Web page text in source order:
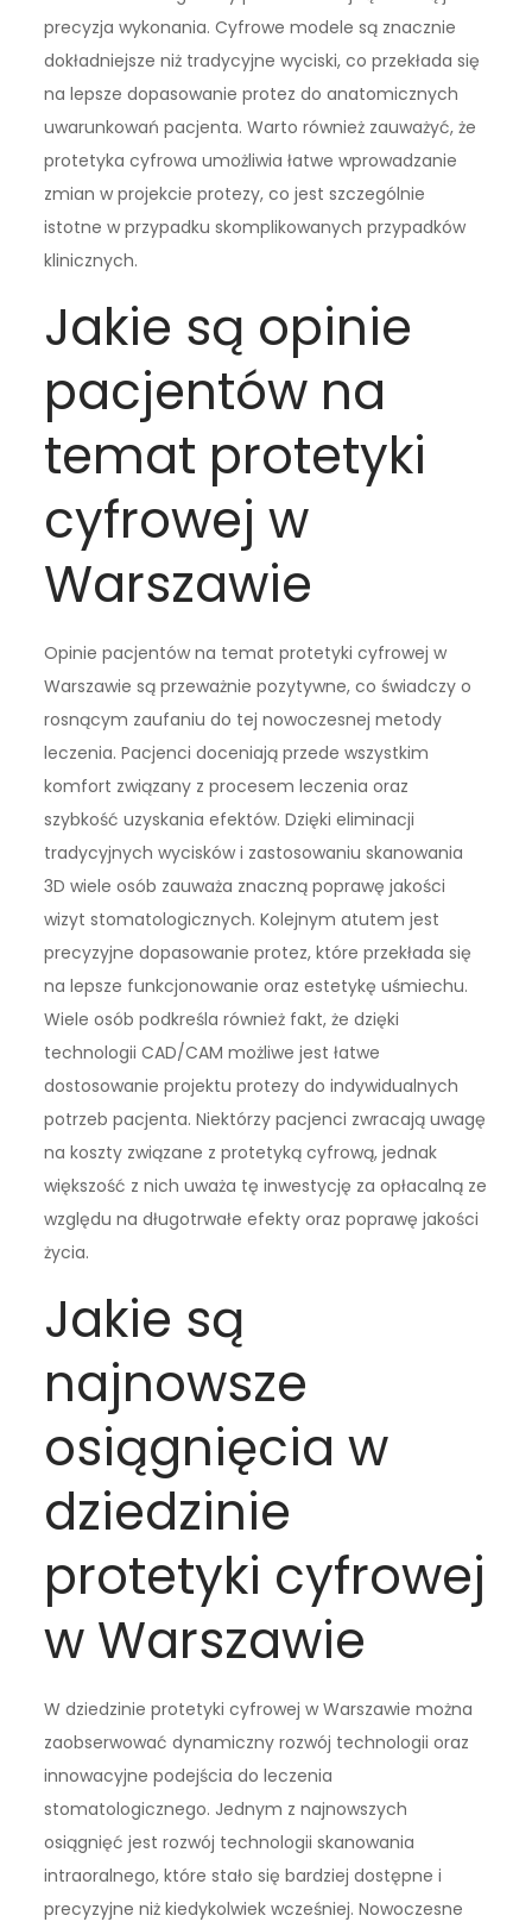
precyzja wykonania. Cyfrowe modele są znacznie
dokładniejsze niż tradycyjne wyciski, co przekłada się
na lepsze dopasowanie protez do anatomicznych
uwarunkowań pacjenta. Warto również zauważyć, że
protetyka cyfrowa umożliwia łatwe wprowadzanie
zmian w projekcie protezy, co jest szczególnie
istotne w przypadku skomplikowanych przypadków
klinicznych.
Jakie są opinie
pacjentów na
temat protetyki
cyfrowej w
Warszawie
Opinie pacjentów na temat protetyki cyfrowej w
Warszawie są przeważnie pozytywne, co świadczy o
rosnącym zaufaniu do tej nowoczesnej metody
leczenia. Pacjenci doceniają przede wszystkim
komfort związany z procesem leczenia oraz
szybkość uzyskania efektów. Dzięki eliminacji
tradycyjnych wycisków i zastosowaniu skanowania
3D wiele osób zauważa znaczną poprawę jakości
wizyt stomatologicznych. Kolejnym atutem jest
precyzyjne dopasowanie protez, które przekłada się
na lepsze funkcjonowanie oraz estetykę uśmiechu.
Wiele osób podkreśla również fakt, że dzięki
technologii CAD/CAM możliwe jest łatwe
dostosowanie projektu protezy do indywidualnych
potrzeb pacjenta. Niektórzy pacjenci zwracają uwagę
na koszty związane z protetyką cyfrową, jednak
większość z nich uważa tę inwestycję za opłacalną ze
względu na długotrwałe efekty oraz poprawę jakości
życia.
Jakie są
najnowsze
osiągnięcia w
dziedzinie
protetyki cyfrowej
w Warszawie
W dziedzinie protetyki cyfrowej w Warszawie można
zaobserwować dynamiczny rozwój technologii oraz
innowacyjne podejścia do leczenia
stomatologicznego. Jednym z najnowszych
osiągnięć jest rozwój technologii skanowania
intraoralnego, które stało się bardziej dostępne i
precyzyjne niż kiedykolwiek wcześniej. Nowoczesne